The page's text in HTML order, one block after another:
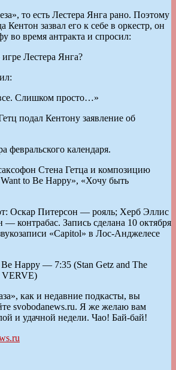
то есть Лестера Янга рано. Поэтому
Кентон зазвал его к себе в оркестр, он
во время антракта и спросил:
Лестера Янга?
Слишком просто…»
подал Кентону заявление об
февральского календаря.
Стена Гетца и композицию
to Be Happy», «Хочу быть
Оскар Питерсон — рояль; Херб Эллис
контрабас. Запись сделана 10 октября
«Capitol» в Лос-Анджелесе
Happy — 7:35 (Stan Getz and The
VERVE)
как и недавние подкасты, вы
svobodanews.ru. Я же желаю вам
и удачной недели. Чао! Бай-бай!